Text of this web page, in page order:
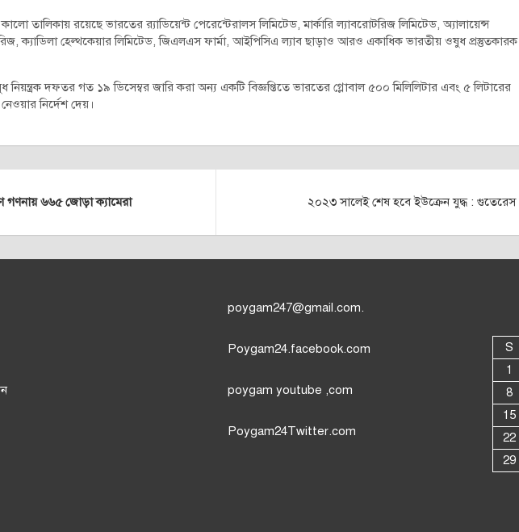
তালিকায় রয়েছে ভারতের র‌্যাডিয়েন্ট পেরেন্টেরালস লিমিটেড, মার্কারি ল্যাবরোটরিজ লিমিটেড, অ্যালায়েন্স
ক্যাডিলা হেল্থকেয়ার লিমিটেড, জিএলএস ফার্মা, আইপিসিএ ল্যাব ছাড়াও আরও একাধিক ভারতীয় ওষুধ প্রস্তুতকারক
দফতর গত ১৯ ডিসেম্বর জারি করা অন্য একটি বিজ্ঞপ্তিতে ভারতের গ্লোবাল ৫০০ মিলিলিটার এবং ৫ লিটারের
নির্দেশ দেয়।
গণনায় ৬৬৫ জোড়া ক্যামেরা ২০২৩ সালেই শেষ হবে ইউক্রেন যুদ্ধ : গুতেরেস
poygam247@gmail.com.
Poygam24.facebook.com
poygam youtube ,com
Poygam24Twitter.com
S
1
8
15
22
29